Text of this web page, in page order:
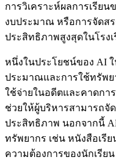
การวิเคราะห์ผลการเรีย
งบประมาณ หรือการจัดส
ประสิทธิภาพสูงสุดในโรงเ
หนึ่งในประโยชน์ของ AI
ประมาณและการใช้ทรัพย
ใช้จ่ายในอดีตและคาดก
ช่วยให้ผู้บริหารสามารถจั
ประสิทธิภาพ นอกจากนี้
ทรัพยากร เช่น หนังสือเรี
ความต้องการของนักเรียน